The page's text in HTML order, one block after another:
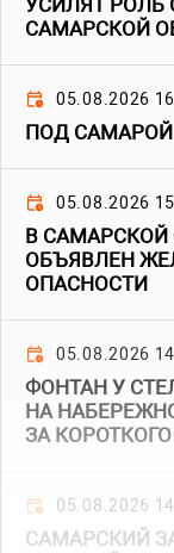
УСИЛЯТ РОЛЬ
САМАРСКОЙ
05.08.2026
ПОД
05.08.2026
В САМАРСКОЙ
ОБЪЯВЛЕН
ОПАСНОСТИ
05.08.2026
ФОНТАН У
НА
ЗА
05.08.2026
САМАРСКИЙ